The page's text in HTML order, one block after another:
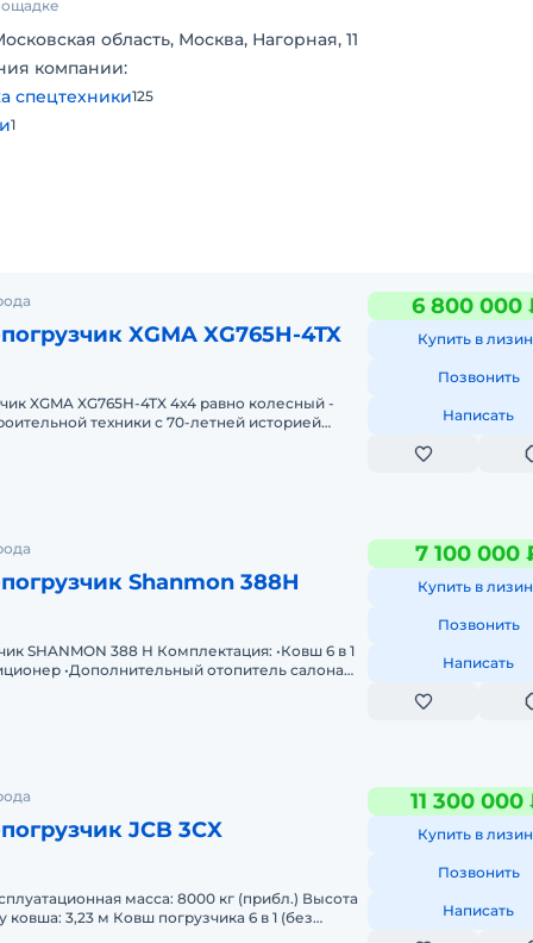
для
область, Москва, Нагорная, 11
компании:
спецтехники125
1
XGMA XG765H-4TX
XGMA XG765H-4TX 4х4 равно колесный -
техники с 70-летней историей
6 800 000
Купить в
Позвонить
Написать
Shanmon 388H
388 H Комплектация: •Ковш 6 в 1
•Дополнительный отопитель салона
7 100 000
Купить в
Позвонить
Написать
JCB 3CX
ковша: 3,23 м Ковш погрузчика 6 в 1 (без
11 300 000
Купить в
Позвонить
Написать